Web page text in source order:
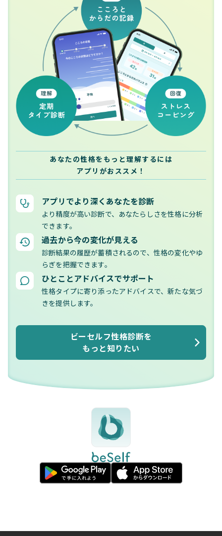
あなたの性格をもっと理解するには
アプリがおススメ！
アプリでより深くあなたを診断
より精度が高い診断で、あなたらしさを性格に分析
できます。
過去から今の変化が見える
診断結果の履歴が蓄積されるので、性格の変化やゆ
らぎを把握できます。
ひとことアドバイスでサポート
性格タイプに寄り添ったアドバイスで、新たな気づ
きを提供します。
ビーセルフ性格診断を
もっと知りたい